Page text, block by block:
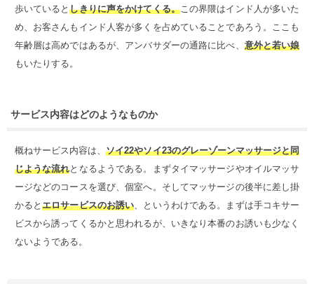
歩いているとしきりに声をかけてくる。この界隈はインド人が多いた
め、お客さんもインド人客が多くを占めていることであろう。ここも
年齢層は高めではあるが、アンバサダーの通路に比べ、 意外と若い娘
もいたりする。
サービス内容はどのようなものか
概ねサービス内容は、ソイ22やソイ23のグレーゾーンマッサージと同
じような流れとなるようである。まずタイマッサージやオイルマッサ
ージなどのコースを選び、個室へ。そしてマッサージの後半に差し掛
かるとエロサービスのお誘い、というわけである。まずは手コキサー
ビスから誘ってくるかと思われるが、いきなり本番のお誘いも少なく
ないようである。